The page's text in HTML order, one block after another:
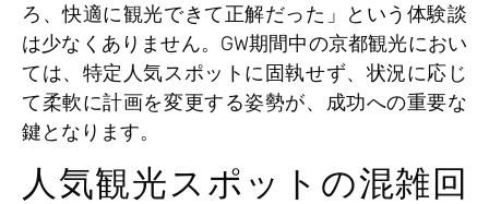
ろ、快適に観光できて正解だった」という体験談
は少なくありません。GW期間中の京都観光におい
ては、特定人気スポットに固執せず、状況に応じ
て柔軟に計画を変更する姿勢が、成功への重要な
鍵となります。
人気観光スポットの混雑回